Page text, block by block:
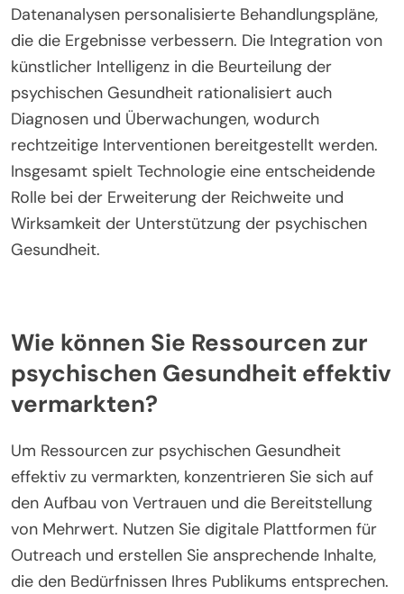
Datenanalysen personalisierte Behandlungspläne,
die die Ergebnisse verbessern. Die Integration von
künstlicher Intelligenz in die Beurteilung der
psychischen Gesundheit rationalisiert auch
Diagnosen und Überwachungen, wodurch
rechtzeitige Interventionen bereitgestellt werden.
Insgesamt spielt Technologie eine entscheidende
Rolle bei der Erweiterung der Reichweite und
Wirksamkeit der Unterstützung der psychischen
Gesundheit.
Wie können Sie Ressourcen zur
psychischen Gesundheit effektiv
vermarkten?
Um Ressourcen zur psychischen Gesundheit
effektiv zu vermarkten, konzentrieren Sie sich auf
den Aufbau von Vertrauen und die Bereitstellung
von Mehrwert. Nutzen Sie digitale Plattformen für
Outreach und erstellen Sie ansprechende Inhalte,
die den Bedürfnissen Ihres Publikums entsprechen.